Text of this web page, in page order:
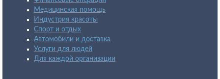
Медицинская помощь
Индустрия красоты
Спорт и отдых
Автомобили и доставка
Услуги для людей
Для каждой организации